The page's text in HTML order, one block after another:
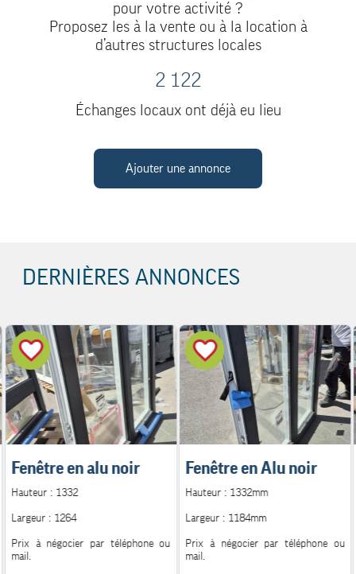
pour votre activité ?
Proposez les à la vente ou à la location à
d’autres structures locales
2 122
Échanges locaux ont déjà eu lieu
Ajouter une annonce
DERNIÈRES ANNONCES
Fenêtre en alu noir
Hauteur : 1332
Largeur : 1264
Prix à négocier par téléphone ou
mail.
Fenêtre en Alu noir
Hauteur : 1332mm
Largeur : 1184mm
Prix à négocier par téléphone ou
mail.